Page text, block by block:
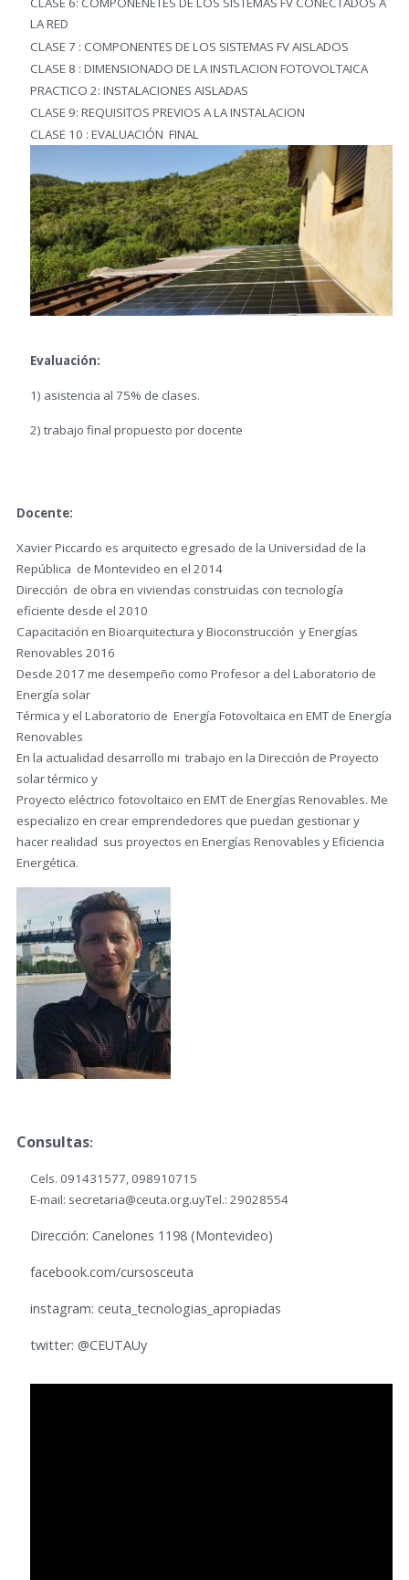
LA RED
CLASE 7 : COMPONENTES DE LOS SISTEMAS FV AISLADOS
CLASE 8 : DIMENSIONADO DE LA INSTLACION FOTOVOLTAICA
PRACTICO 2: INSTALACIONES AISLADAS
CLASE 9: REQUISITOS PREVIOS A LA INSTALACION
CLASE 10 : EVALUACIÓN FINAL
Evaluación:
1) asistencia al 75% de clases.
2) trabajo final propuesto por docente
Docente:
Xavier Piccardo es arquitecto egresado de la Universidad de la
República de Montevideo en el 2014
Dirección de obra en viviendas construidas con tecnología
eficiente desde el 2010
Capacitación en Bioarquitectura y Bioconstrucción y Energías
Renovables 2016
Desde 2017 me desempeño como Profesor a del Laboratorio de
Energía solar
Térmica y el Laboratorio de Energía Fotovoltaica en EMT de Energía
Renovables
En la actualidad desarrollo mi trabajo en la Dirección de Proyecto
solar térmico y
Proyecto eléctrico fotovoltaico en EMT de Energías Renovables. Me
especializo en crear emprendedores que puedan gestionar y
hacer realidad sus proyectos en Energías Renovables y Eficiencia
Energética.
Consultas:
Cels. 091431577, 098910715
E-mail: secretaria@ceuta.org.uyTel.: 29028554
Dirección: Canelones 1198 (Montevideo)
facebook.com/cursosceuta
instagram: ceuta_tecnologias_apropiadas
twitter: @CEUTAUy